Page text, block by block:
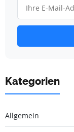
Kategorien
Allgemein